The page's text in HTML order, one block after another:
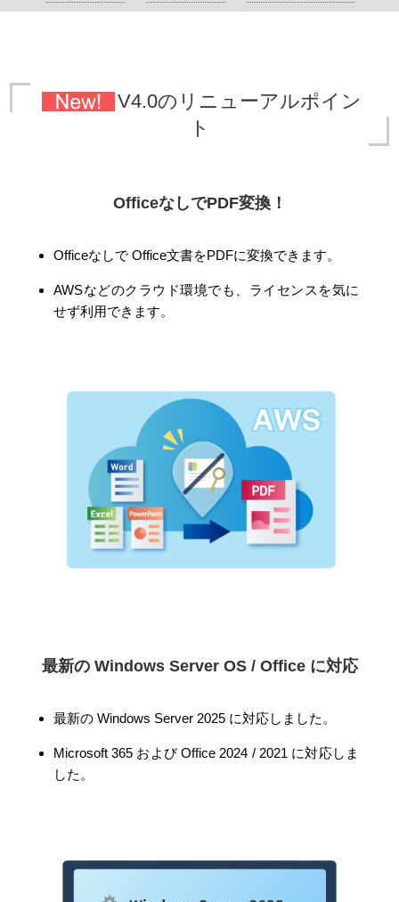
V4.0のリニューアルポイン
ト
OfficeなしでPDF変換！
Officeなしで Office文書をPDFに変換できます。
AWSなどのクラウド環境でも、ライセンスを気に
せず利用できます。
最新の Windows Server OS / Office に対応
最新の Windows Server 2025 に対応しました。
Microsoft 365 および Office 2024 / 2021 に対応しま
した。